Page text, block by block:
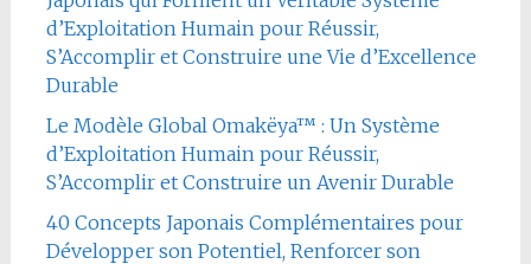
d’Exploitation Humain pour Réussir,
S’Accomplir et Construire une Vie d’Excellence
Durable
Le Modèle Global Omakëya™ : Un Système
d’Exploitation Humain pour Réussir,
S’Accomplir et Construire un Avenir Durable
40 Concepts Japonais Complémentaires pour
Développer son Potentiel, Renforcer son